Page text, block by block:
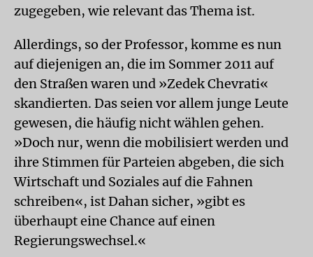
zugegeben, wie relevant das Thema ist.
Allerdings, so der Professor, komme es nun
auf diejenigen an, die im Sommer 2011 auf
den Straßen waren und »Zedek Chevrati«
skandierten. Das seien vor allem junge Leute
gewesen, die häufig nicht wählen gehen.
»Doch nur, wenn die mobilisiert werden und
ihre Stimmen für Parteien abgeben, die sich
Wirtschaft und Soziales auf die Fahnen
schreiben«, ist Dahan sicher, »gibt es
überhaupt eine Chance auf einen
Regierungswechsel.«